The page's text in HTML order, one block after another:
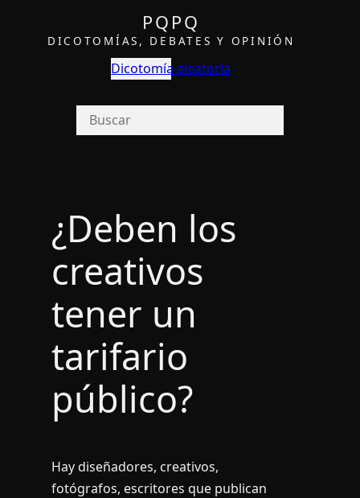
PQPQ
DICOTOMÍAS, DEBATES Y OPINIÓN
Dicotomía aleatoria
¿Deben los
creativos
tener un
tarifario
público?
Hay diseñadores, creativos,
fotógrafos, escritores que publican